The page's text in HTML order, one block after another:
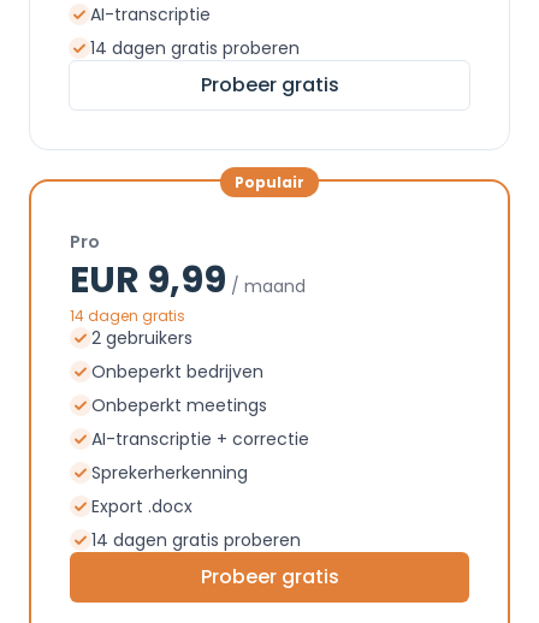
AI-transcriptie
14 dagen gratis proberen
Probeer gratis
Populair
Pro
EUR 9,99 / maand
14 dagen gratis
2 gebruikers
Onbeperkt bedrijven
Onbeperkt meetings
AI-transcriptie + correctie
Sprekerherkenning
Export .docx
14 dagen gratis proberen
Probeer gratis